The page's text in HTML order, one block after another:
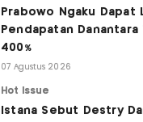
Prabowo Ngaku Dapat
Pendapatan Danantara
400%
07 Agustus 2026
Hot Issue
Istana Sebut Destry